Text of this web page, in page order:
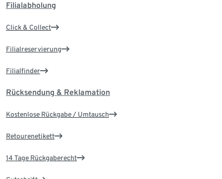
Filialabholung
Click & Collect
Filialreservierung
Filialfinder
Rücksendung & Reklamation
Kostenlose Rückgabe / Umtausch
Retourenetikett
14 Tage Rückgaberecht